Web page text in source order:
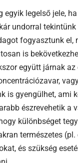
egyik legelső jele,
undorral
fogyasztunk el,
is
együtt járnak
is gyengülhet, ami
észrevehetik a
különbséget
természetes
és szükség